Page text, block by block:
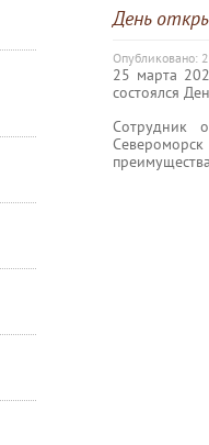
День
Опубликовано:
25 марта
состоялся
Сотрудник